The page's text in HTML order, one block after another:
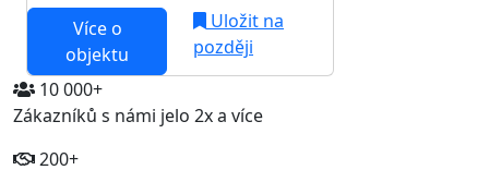
Více o
objektu
Uložit na
později
10 000+
Zákazníků s námi jelo 2x a více
200+